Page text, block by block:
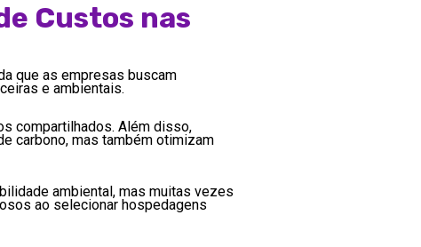
Custos nas
que as empresas buscam
e ambientais.
compartilhados. Além disso,
carbono, mas também otimizam
ambiental, mas muitas vezes
ao selecionar hospedagens